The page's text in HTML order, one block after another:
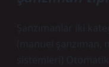
Şanzımanlar iki
(manuel şanzıman,
sistemleri)